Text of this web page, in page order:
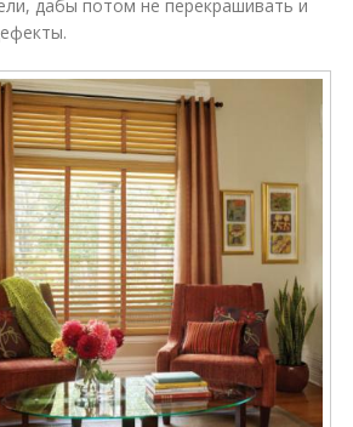
дабы потом не перекрашивать и